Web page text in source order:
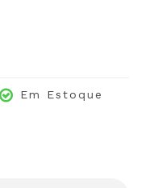
Em Estoque